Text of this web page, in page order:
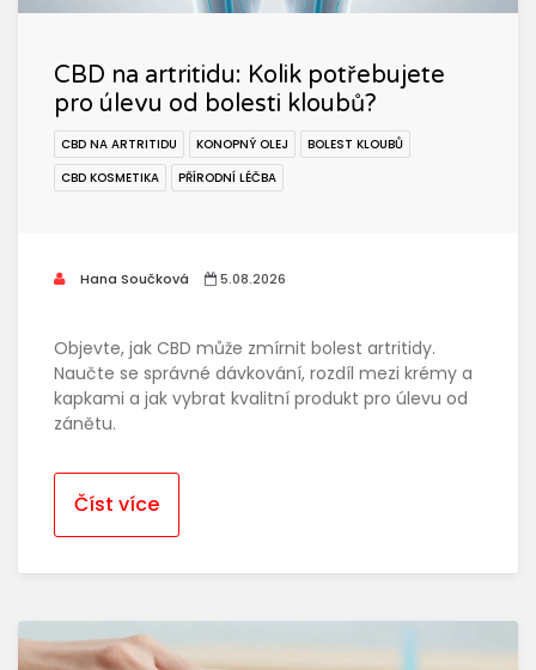
CBD na artritidu: Kolik potřebujete
pro úlevu od bolesti kloubů?
CBD NA ARTRITIDU KONOPNÝ OLEJ
BOLEST KLOUBŮ
CBD KOSMETIKA
PŘÍRODNÍ LÉČBA
Hana Součková 5.08.2026
Objevte, jak CBD může zmírnit bolest artritidy.
Naučte se správné dávkování, rozdíl mezi krémy a
kapkami a jak vybrat kvalitní produkt pro úlevu od
zánětu.
Číst více